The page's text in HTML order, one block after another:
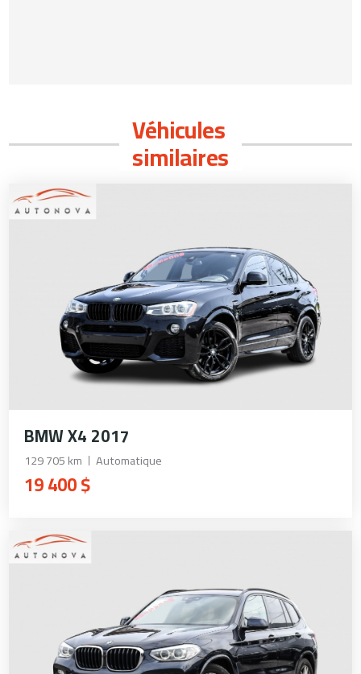
Véhicules
similaires
BMW X4 2017
129 705 km Automatique
19 400 $